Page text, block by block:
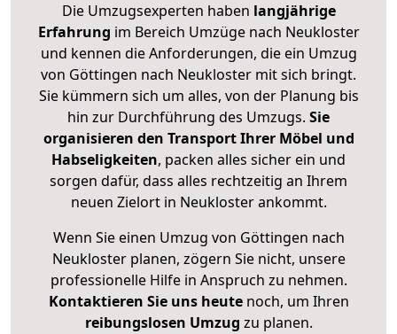
Die Umzugsexperten haben langjährige
Erfahrung im Bereich Umzüge nach Neukloster
und kennen die Anforderungen, die ein Umzug
von Göttingen nach Neukloster mit sich bringt.
Sie kümmern sich um alles, von der Planung bis
hin zur Durchführung des Umzugs. Sie
organisieren den Transport Ihrer Möbel und
Habseligkeiten, packen alles sicher ein und
sorgen dafür, dass alles rechtzeitig an Ihrem
neuen Zielort in Neukloster ankommt.
Wenn Sie einen Umzug von Göttingen nach
Neukloster planen, zögern Sie nicht, unsere
professionelle Hilfe in Anspruch zu nehmen.
Kontaktieren Sie uns heutenoch, um Ihren
reibungslosen Umzug zu planen.